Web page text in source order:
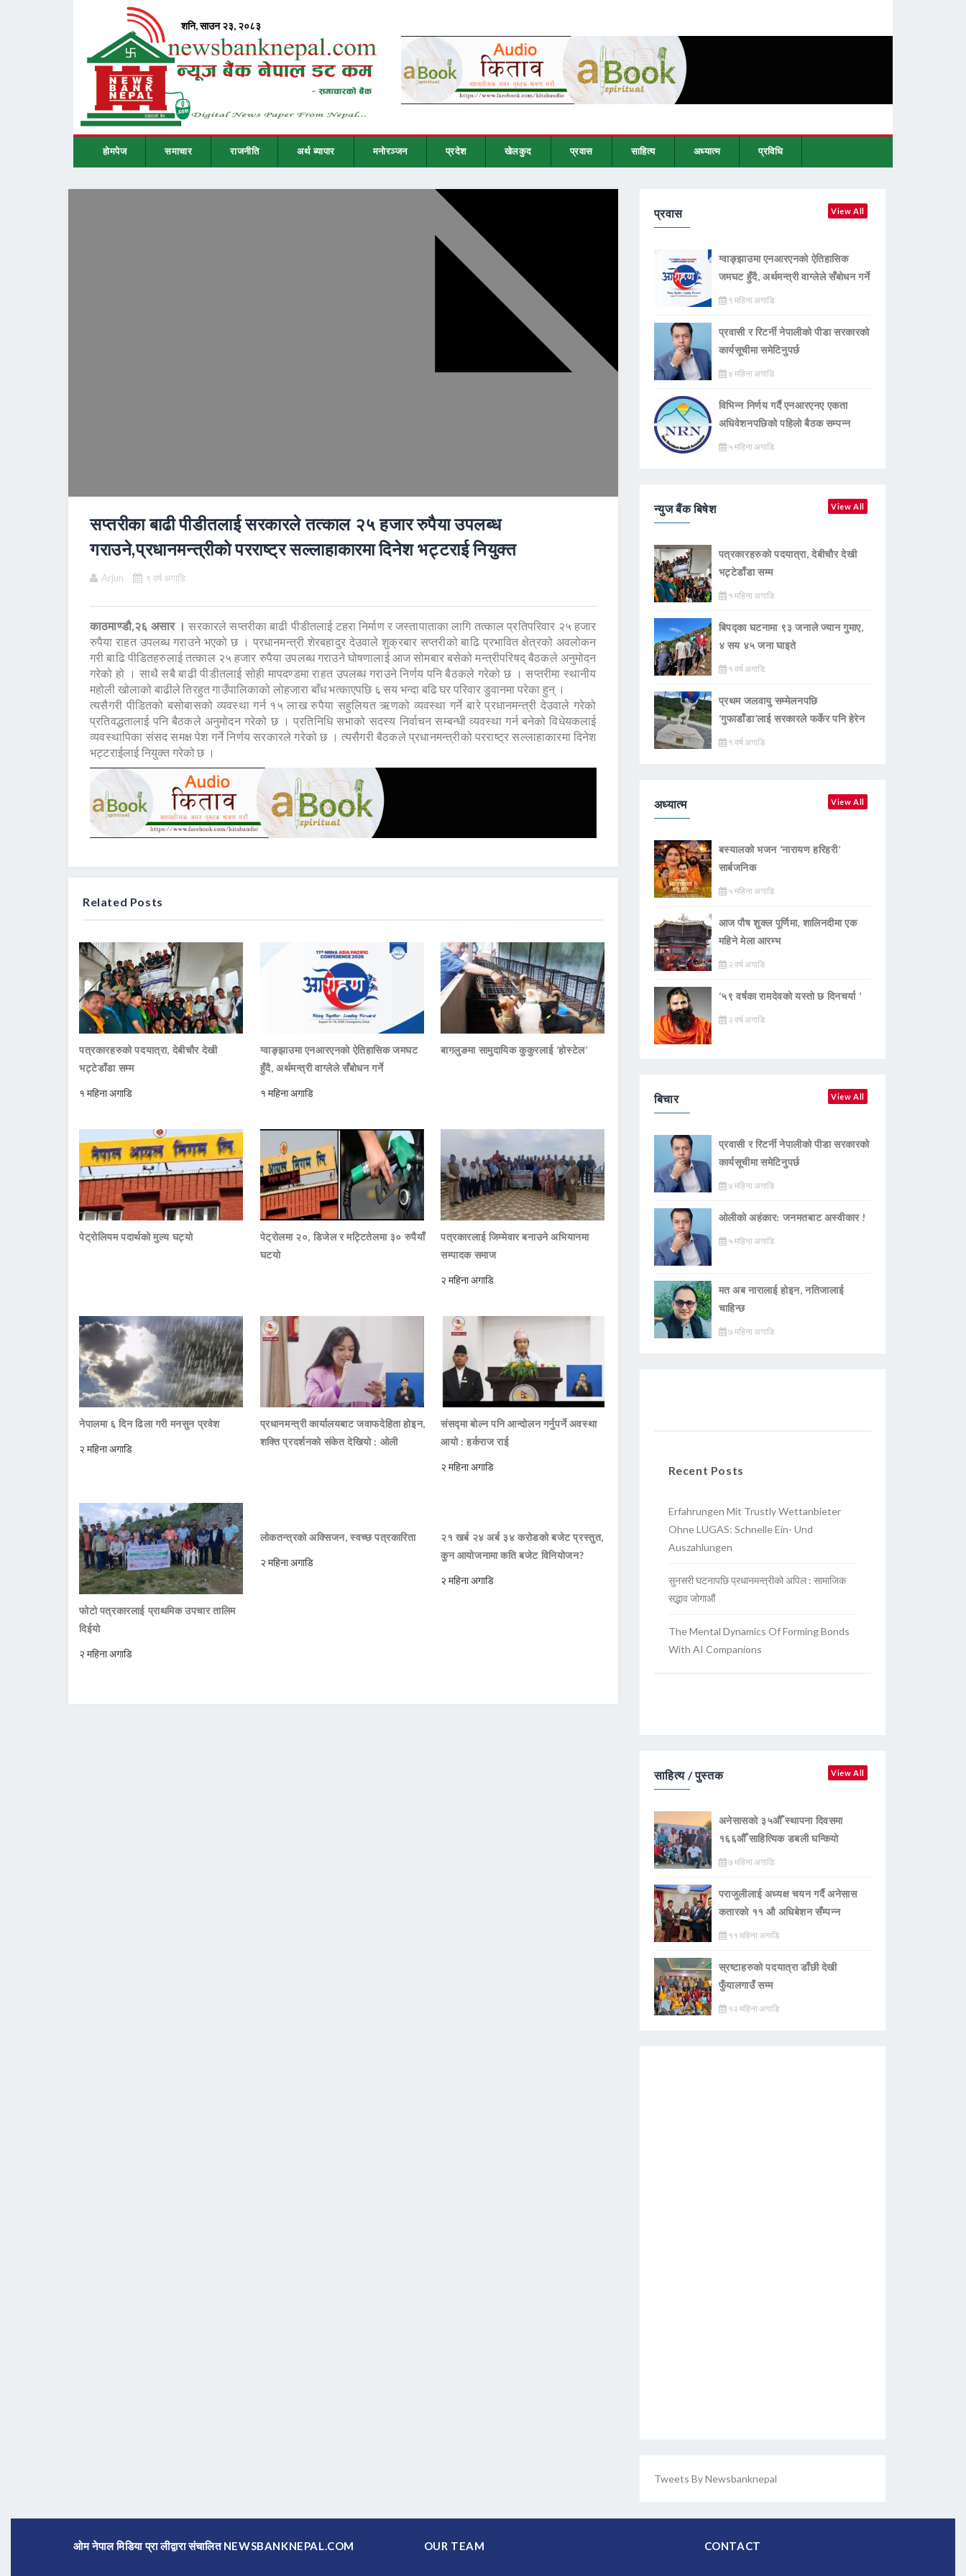
होमपेज समाचार राजनीति अर्थ ब्यापार मनोरञ्जन प्रदेश खेलकुद प्रवास साहित्य अध्यात्म प्रविधि
सप्तरीका बाढी पीडीतलाई सरकारले तत्काल २५ हजार रुपैया उपलब्ध
गराउने,प्रधानमन्त्रीको परराष्ट्र सल्लाहाकारमा दिनेश भट्टराई नियुक्त
Arjun ९ वर्ष अगाडि
काठमाण्डौ,२६ असार । सरकारले सप्तरीका बाढी पीडीतलाई टहरा निर्माण र जस्तापाताका लागि तत्काल प्रतिपरिवार २५ हजार
रुपैया राहत उपलब्ध गराउने भएको छ । प्रधानमन्त्री शेरबहादुर देउवाले शुक्रबार सप्तरीको बाढि प्रभावित क्षेत्रको अवलोकन
गरी बाढि पीडितहरुलाई तत्काल २५ हजार रुपैया उपलब्ध गराउने घोषणालाई आज सोमबार बसेको मन्त्रीपरिषद् बैठकले अनुमोदन
गरेको हो । साथै सबै बाढी पीडीतलाई सोही मापदण्डमा राहत उपलब्ध गराउने निर्णय पनि बैठकले गरेको छ । सप्तरीमा स्थानीय
महोली खोलाको बाढीले तिरहुत गाउँपालिकाको लोहजारा बाँध भत्काएपछि ६ सय भन्दा बढि घर परिवार डुवानमा परेका हुन् ।
त्यसैगरी पीडितको बसोबासको व्यवस्था गर्न १५ लाख रुपैया सहुलियत ऋणको व्यवस्था गर्ने बारे प्रधानमन्त्री देउवाले गरेको
प्रतिवद्धतालाई पनि बैठकले अनुमोदन गरेको छ । प्रतिनिधि सभाको सदस्य निर्वाचन सम्बन्धी व्यवस्था गर्न बनेको विधेयकलाई
व्यवस्थापिका संसद समक्ष पेश गर्ने निर्णय सरकारले गरेको छ । त्यसैगरी बैठकले प्रधानमन्त्रीको परराष्ट्र सल्लाहाकारमा दिनेश
भट्टराईलाई नियुक्त गरेको छ ।
Related Posts
पत्रकारहरुको पदयात्रा, देबीचौर देखी
भट्टेडाँडा सम्म
१ महिना अगाडि
ग्वाङ्झाउमा एनआरएनको ऐतिहासिक जमघट
हुँदै, अर्थमन्त्री वाग्लेले सँबोधन गर्ने
१ महिना अगाडि
बागलुङमा सामुदायिक कुकुरलाई ‘होस्टेल’
पेट्रोलियम पदार्थको मुल्य घट्यो
पेट्रोलमा २०, डिजेल र मट्टितेलमा ३० रुपैयाँ
घटयो
पत्रकारलाई जिम्मेवार बनाउने अभियानमा
सम्पादक समाज
२ महिना अगाडि
नेपालमा ६ दिन ढिला गरी मनसुन प्रवेश
२ महिना अगाडि
प्रधानमन्त्री कार्यालयबाट जवाफदेहिता होइन,
शक्ति प्रदर्शनको संकेत देखियो : ओली
संसद्मा बोल्न पनि आन्दोलन गर्नुपर्ने अवस्था
आयो : हर्कराज राई
२ महिना अगाडि
फोटो पत्रकारलाई प्राथमिक उपचार तालिम
दिईयो
२ महिना अगाडि
लोकतन्त्रको अक्सिजन, स्वच्छ पत्रकारिता
२ महिना अगाडि
२१ खर्ब २४ अर्ब ३४ करोडको बजेट प्रस्तुत,
कुन आयोजनामा कति बजेट विनियोजन?
२ महिना अगाडि
प्रवास View All
ग्वाङ्झाउमा एनआरएनको ऐतिहासिक
जमघट हुँदै, अर्थमन्त्री वाग्लेले सँबोधन गर्ने
१ महिना अगाडि
प्रवासी र रिटर्नी नेपालीको पीडा सरकारको
कार्यसूचीमा समेटिनुपर्छ
४ महिना अगाडि
विभिन्न निर्णय गर्दै एनआरएनए एकता
अधिवेशनपछिको पहिलो बैठक सम्पन्न
५ महिना अगाडि
न्युज बैंक बिषेश View All
पत्रकारहरुको पदयात्रा, देबीचौर देखी
भट्टेडाँडा सम्म
१ महिना अगाडि
बिपद्का घटनामा ९३ जनाले ज्यान गुमाए,
४ सय ४५ जना घाइते
१ वर्ष अगाडि
प्रथम जलवायु सम्मेलनपछि
‘गुफाडाँडा’लाई सरकारले फर्केर पनि हेरेन
१ वर्ष अगाडि
अध्यात्म View All
बस्यालको भजन ‘नारायण हरिहरी’
सार्बजनिक
५ महिना अगाडि
आज पौष शुक्ल पूर्णिमा, शालिनदीमा एक
महिने मेला आरम्भ
२ वर्ष अगाडि
‘५९ वर्षका रामदेवकाे यस्ताे छ दिनचर्या ’
२ वर्ष अगाडि
बिचार View All
प्रवासी र रिटर्नी नेपालीको पीडा सरकारको
कार्यसूचीमा समेटिनुपर्छ
४ महिना अगाडि
ओलीको अहंकार: जनमतबाट अस्वीकार !
५ महिना अगाडि
मत अब नारालाई होइन, नतिजालाई
चाहिन्छ
७ महिना अगाडि
Recent Posts
Erfahrungen Mit Trustly Wettanbieter
Ohne LUGAS: Schnelle Ein- Und
Auszahlungen
सुनसरी घटनापछि प्रधानमन्त्रीको अपिल : सामाजिक
सद्भाव जोगाऔं
The Mental Dynamics Of Forming Bonds
With AI Companions
साहित्य / पुस्तक View All
अनेसासको ३५औँ स्थापना दिवसमा
१६६औँ साहित्यिक डबली घन्कियाे
७ महिना अगाडि
पराजुलीलाई अध्यक्ष चयन गर्दै अनेसास
कतारको ११ औ अधिबेशन सँम्पन्न
११ महिना अगाडि
स्रष्टाहरुको पदयात्रा डाँछी देखी
फुँयालगाउँ सम्म
१२ महिना अगाडि
Tweets By Newsbanknepal
ओम नेपाल मिडिया प्रा लीद्वारा संचालित NEWSBANKNEPAL.COM OUR TEAM CONTACT